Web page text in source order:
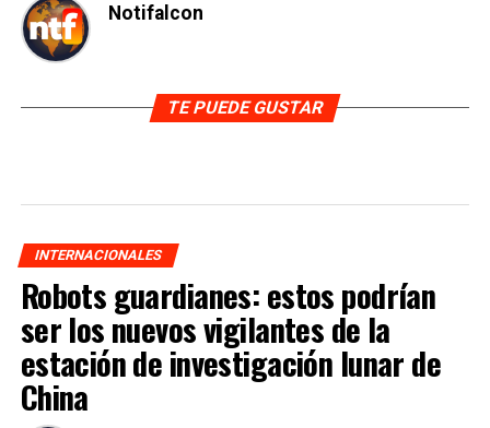
Notifalcon
TE PUEDE GUSTAR
INTERNACIONALES
Robots guardianes: estos podrían
ser los nuevos vigilantes de la
estación de investigación lunar de
China